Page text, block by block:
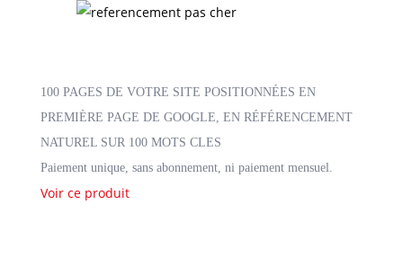
100 PAGES DE VOTRE SITE POSITIONNÉES EN
PREMIÈRE PAGE DE GOOGLE, EN RÉFÉRENCEMENT
NATUREL SUR 100 MOTS CLES
Paiement unique, sans abonnement, ni paiement mensuel.
Voir ce produit